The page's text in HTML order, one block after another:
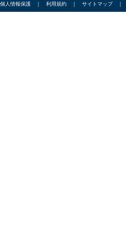
個人情報保護 ｜ 利用規約 ｜ サイトマップ｜